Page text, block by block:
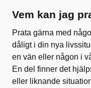
Vem kan jag
Prata gärna med
dåligt i din nya
en vän eller någon i
En del finner det
eller liknande